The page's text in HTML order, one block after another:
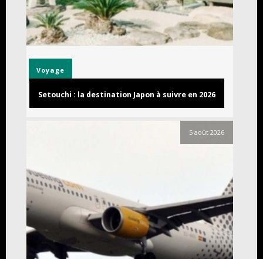
Voyage
Setouchi : la destination Japon à suivre en 2026
5 août 2026